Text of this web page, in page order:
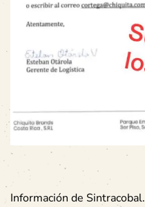
Información de Sintracobal.